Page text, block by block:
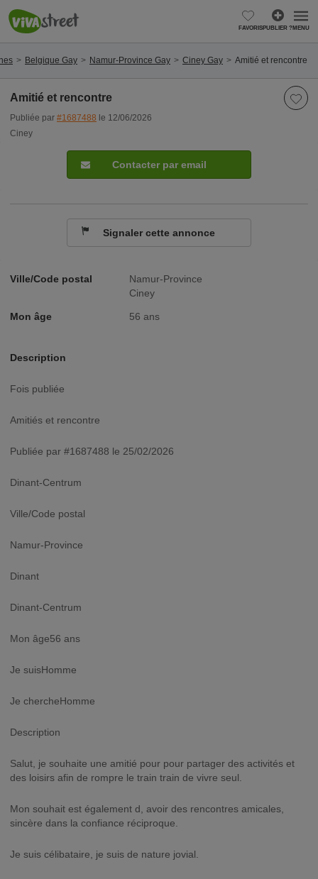
FAVORISPUBLIER ?MENU
Belgique Gay Namur-Province Gay Ciney Gay Amitié et rencontre
Amitié et rencontre
Publiée par #1687488 le 12/06/2026
Ciney
Ville/Code postal
Namur-Province
Ciney
Mon âge 56 ans
Description
fois publiée
Amitiés et rencontre
Publiée par #1687488 le 25/02/2026
Dinant-Centrum
Ville/Code postal
Namur-Province
Dinant
Dinant-Centrum
Mon âge56 ans
Je suisHomme
Je chercheHomme
Description
Salut, je souhaite une amitié pour pour partager des activités et
des loisirs afin de rompre le train train de vivre seul.
Mon souhait est également d, avoir des rencontres amicales,
sincère dans la confiance réciproque.
Je suis célibataire, je suis de nature jovial.
Contacter par email
Signaler cette annonce